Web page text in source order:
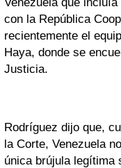
con la República
recientemente el
Haya, donde se
Justicia.
Rodríguez dijo que,
la Corte, Venezuela
única brújula legítima